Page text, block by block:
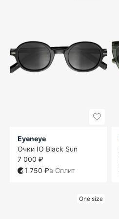
Eyeneye
Очки IO Black Sun
7 000 ₽
1 750 ₽в Сплит
One size